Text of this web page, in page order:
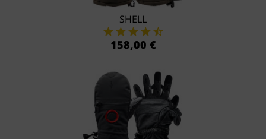
SHELL
158,00 €